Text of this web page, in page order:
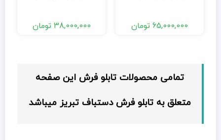
65,000,000 تومان 38,000,000 تومان
تمامی محصولات تابلو فرش این صفحه
متعلق به تابلو فرش دستباف تبریز میباشد